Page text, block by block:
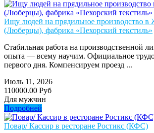
Ищу людей на прядильное производство в
(Люберцы), фабрика «Пехорский текстиль»
Стабильная работа на производственной
опыта — всему научим. Официальное
первого дня. Компенсируем проезд ...
Июль 11, 2026
110000.00 Руб
Для мужчин
Подробней
Повар/ Кассир в ресторане Ростикс (КФС)